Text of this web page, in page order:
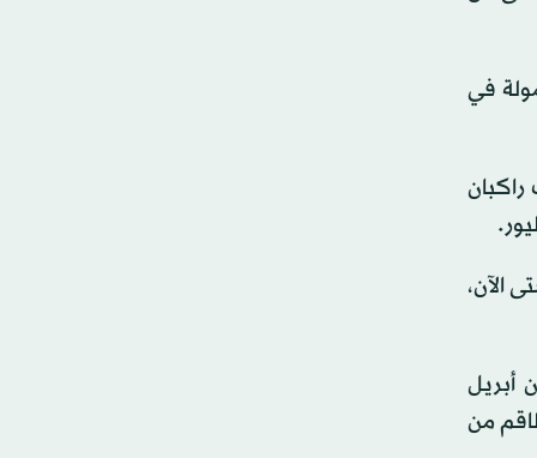
في
الآن،
أبريل
متنها نحو 150 راكباً، وأفراد طاقم من